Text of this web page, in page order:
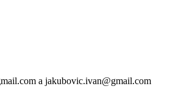
a jakubovic.ivan@gmail.com